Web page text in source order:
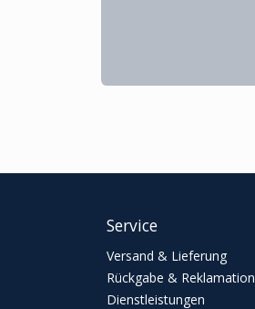
Service
Versand & Lieferung
Rückgabe & Reklamation
Dienstleistungen